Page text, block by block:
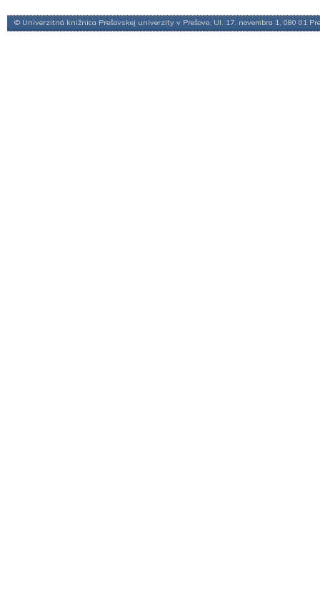
© Univerzitná knižnica Prešovskej univerzity v Prešove, Ul. 17. novembra 1, 080 01